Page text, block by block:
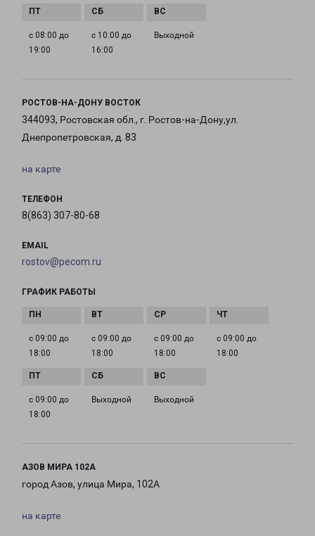
с 08:00 до
19:00
с 10:00 до
16:00
Выходной
РОСТОВ-НА-ДОНУ ВОСТОК
344093, Ростовская обл., г. Ростов-на-Дону,ул.
Днепропетровская, д. 83
на карте
ТЕЛЕФОН
8(863) 307-80-68
EMAIL
rostov@pecom.ru
ГРАФИК РАБОТЫ
с 09:00 до
18:00
с 09:00 до
18:00
с 09:00 до
18:00
с 09:00 до
18:00
с 09:00 до
18:00
Выходной Выходной
АЗОВ МИРА 102А
город Азов, улица Мира, 102А
на карте